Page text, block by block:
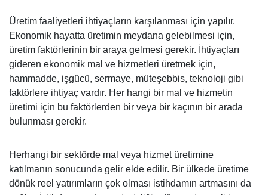
Üretim faaliyetleri ihtiyaçların karşılanması için yapılır.
Ekonomik hayatta üretimin meydana gelebilmesi için,
üretim faktörlerinin bir araya gelmesi gerekir. İhtiyaçları
gideren ekonomik mal ve hizmetleri üretmek için,
hammadde, işgücü, sermaye, müteşebbis, teknoloji gibi
faktörlere ihtiyaç vardır. Her hangi bir mal ve hizmetin
üretimi için bu faktörlerden bir veya bir kaçının bir arada
bulunması gerekir.
Herhangi bir sektörde mal veya hizmet üretimine
katılmanın sonucunda gelir elde edilir. Bir ülkede üretime
dönük reel yatırımların çok olması istihdamın artmasını da